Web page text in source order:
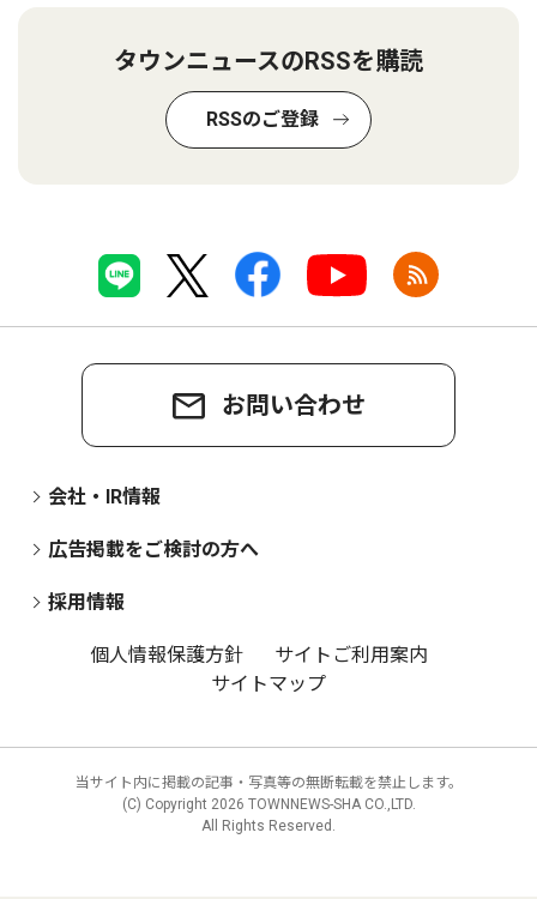
タウンニュースのRSSを購読
RSSのご登録
お問い合わせ
会社・IR情報
広告掲載をご検討の方へ
採用情報
個人情報保護方針
サイトご利用案内
サイトマップ
当サイト内に掲載の記事・写真等の無断転載を禁止します。
(C) Copyright 2026 TOWNNEWS-SHA CO.,LTD.
All Rights Reserved.